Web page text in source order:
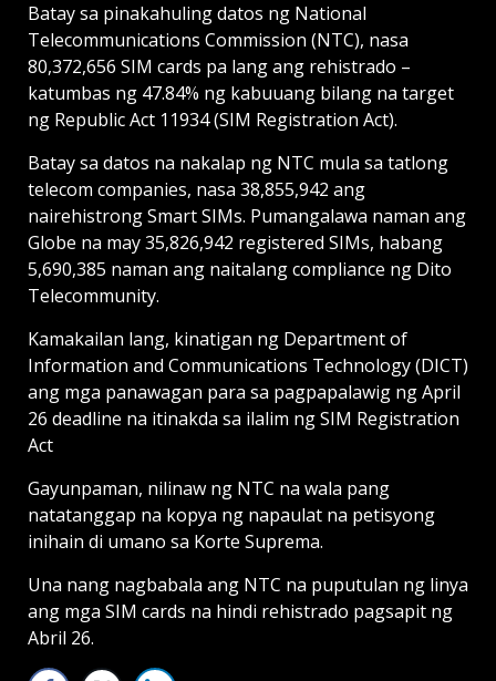
Batay sa pinakahuling datos ng National
Telecommunications Commission (NTC), nasa
80,372,656 SIM cards pa lang ang rehistrado –
katumbas ng 47.84% ng kabuuang bilang na target
ng Republic Act 11934 (SIM Registration Act).
Batay sa datos na nakalap ng NTC mula sa tatlong
telecom companies, nasa 38,855,942 ang
nairehistrong Smart SIMs. Pumangalawa naman ang
Globe na may 35,826,942 registered SIMs, habang
5,690,385 naman ang naitalang compliance ng Dito
Telecommunity.
Kamakailan lang, kinatigan ng Department of
Information and Communications Technology (DICT)
ang mga panawagan para sa pagpapalawig ng April
26 deadline na itinakda sa ilalim ng SIM Registration
Act
Gayunpaman, nilinaw ng NTC na wala pang
natatanggap na kopya ng napaulat na petisyong
inihain di umano sa Korte Suprema.
Una nang nagbabala ang NTC na puputulan ng linya
ang mga SIM cards na hindi rehistrado pagsapit ng
Abril 26.